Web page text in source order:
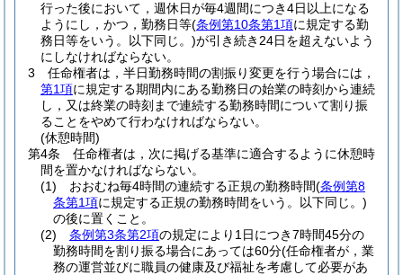
行った後において，週休日が毎4週間につき4日以上になる
ようにし，かつ，勤務日等(条例第10条第1項に規定する勤
務日等をいう。以下同じ。)が引き続き24日を超えないよう
にしなければならない。
3
任命権者は，半日勤務時間の割振り変更を行う場合には，
第1項に規定する期間内にある勤務日の始業の時刻から連続
し，又は終業の時刻まで連続する勤務時間について割り振
ることをやめて行わなければならない。
(休憩時間)
第4条
任命権者は，次に掲げる基準に適合するように休憩時
間を置かなければならない。
(1)
おおむね毎4時間の連続する正規の勤務時間(条例第8
条第1項に規定する正規の勤務時間をいう。以下同じ。)
の後に置くこと。
(2)
条例第3条第2項の規定により1日につき7時間45分の
勤務時間を割り振る場合にあっては60分(任命権者が，業
務の運営並びに職員の健康及び福祉を考慮して必要があ